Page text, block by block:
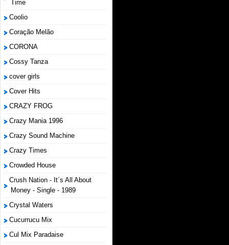
Time
Coolio
Coração Melão
CORONA
Cossy Tanza
cover girls
Cover Hits
CRAZY FROG
Crazy Mania 1996
Crazy Sound Machine
Crazy Times
Crowded House
Crush Nation - It´s All About
Money - Single - 1989
Crystal Waters
Cucurrucu Mix
Cul Mix Paradaise